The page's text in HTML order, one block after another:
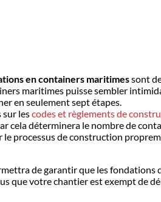
en containers maritimessont
maritimes puisse sembler
en seulement sept étapes.
sur lescodes et règlements de
cela déterminera le nombre de
processus de construction
de garantir que les
que votre chantier est exempt de